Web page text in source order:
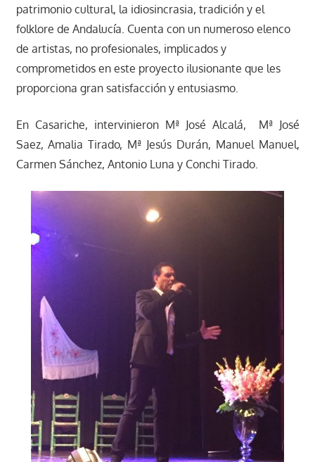
patrimonio cultural, la idiosincrasia, tradición y el
folklore de Andalucía. Cuenta con un numeroso elenco
de artistas, no profesionales, implicados y
comprometidos en este proyecto ilusionante que les
proporciona gran satisfacción y entusiasmo.
En Casariche, intervinieron Mª José Alcalá, Mª José
Saez, Amalia Tirado, Mª Jesús Durán, Manuel Manuel,
Carmen Sánchez, Antonio Luna y Conchi Tirado.